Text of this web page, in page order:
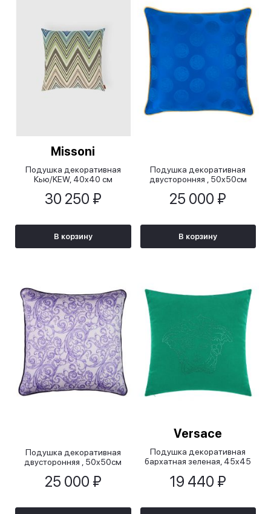
Missoni
Подушка декоративная
Кью/KEW, 40x40 см
30 250 ₽
В корзину
Подушка декоративная
двусторонняя , 50х50см
25 000 ₽
В корзину
Подушка декоративная
двусторонняя , 50х50см
25 000 ₽
Versace
Подушка декоративная
бархатная зеленая, 45x45
19 440 ₽